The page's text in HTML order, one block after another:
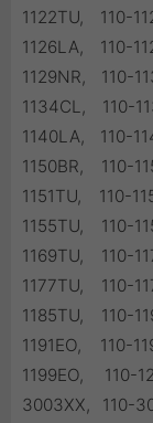
1122TU, 110-
1126LA, 110-
1129NR, 110-
1134CL, 110-
1140LA, 110-
1150BR, 110-
1151TU, 110-
1155TU, 110-
1169TU, 110-
1177TU, 110-
1185TU, 110-
1191EO, 110-
1199EO, 110-
3003XX, 110-